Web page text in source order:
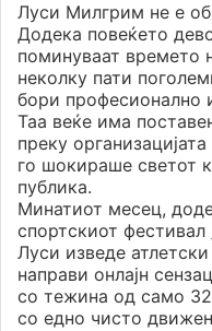
Луси Милгрим не е
Додека повеќето
поминуваат времето
неколку пати
бори професионално
Таа веќе има
преку
го шокираше светот
публика.
Минатиот месец,
спортскиот фестивал
Луси изведе
направи онлајн
со тежина од само 32
со едно чисто